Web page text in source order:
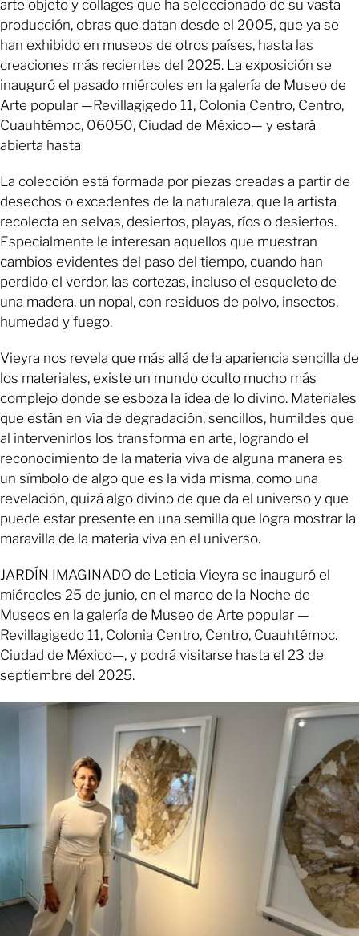
arte objeto y collages que ha seleccionado de su vasta
producción, obras que datan desde el 2005, que ya se
han exhibido en museos de otros países, hasta las
creaciones más recientes del 2025. La exposición se
inauguró el pasado miércoles en la galería de Museo de
Arte popular —Revillagigedo 11, Colonia Centro, Centro,
Cuauhtémoc, 06050, Ciudad de México— y estará
abierta hasta
La colección está formada por piezas creadas a partir de
desechos o excedentes de la naturaleza, que la artista
recolecta en selvas, desiertos, playas, ríos o desiertos.
Especialmente le interesan aquellos que muestran
cambios evidentes del paso del tiempo, cuando han
perdido el verdor, las cortezas, incluso el esqueleto de
una madera, un nopal, con residuos de polvo, insectos,
humedad y fuego.
Vieyra nos revela que más allá de la apariencia sencilla de
los materiales, existe un mundo oculto mucho más
complejo donde se esboza la idea de lo divino. Materiales
que están en vía de degradación, sencillos, humildes que
al intervenirlos los transforma en arte, logrando el
reconocimiento de la materia viva de alguna manera es
un símbolo de algo que es la vida misma, como una
revelación, quizá algo divino de que da el universo y que
puede estar presente en una semilla que logra mostrar la
maravilla de la materia viva en el universo.
JARDÍN IMAGINADO de Leticia Vieyra se inauguró el
miércoles 25 de junio, en el marco de la Noche de
Museos en la galería de Museo de Arte popular —
Revillagigedo 11, Colonia Centro, Centro, Cuauhtémoc.
Ciudad de México—, y podrá visitarse hasta el 23 de
septiembre del 2025.